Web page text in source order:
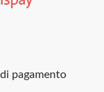
pagamento